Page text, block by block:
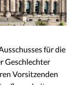
für die
Geschlechter
Vorsitzenden